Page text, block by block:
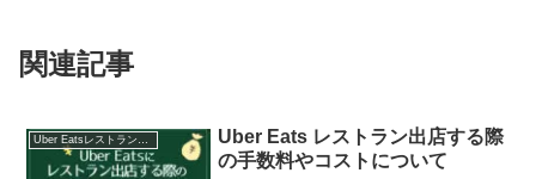
関連記事
Uber Eatsレストラン出店
Uber Eats レストラン出店する際
の手数料やコストについて